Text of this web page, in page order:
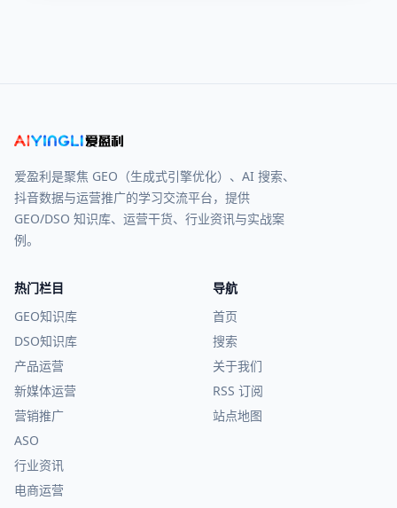
爱盈利是聚焦 GEO（生成式引擎优化）、AI 搜索、
抖音数据与运营推广的学习交流平台，提供
GEO/DSO 知识库、运营干货、行业资讯与实战案
例。
热门栏目
GEO知识库
DSO知识库
产品运营
新媒体运营
营销推广
ASO
行业资讯
电商运营
导航
首页
搜索
关于我们
RSS 订阅
站点地图